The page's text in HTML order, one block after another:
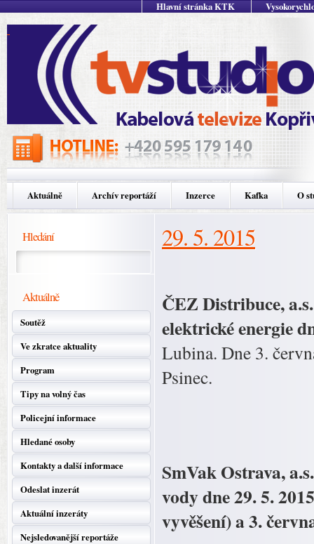
Hlavní stránka KTK
Aktuálně Archív reportáží Inzerce Kafka O
Hledání
Aktuálně
Soutěž
Ve zkratce aktuality
Program
Tipy na volný čas
Policejní informace
Hledané osoby
Kontakty a další informace
Odeslat inzerát
Aktuální inzeráty
Nejsledovanější reportáže
29. 5. 2015
ČEZ Distribuce,
elektrické energie
Lubina. Dne 3.
Psinec.
SmVak Ostrava,
vody dne 29. 5.
vyvěšení) a 3.